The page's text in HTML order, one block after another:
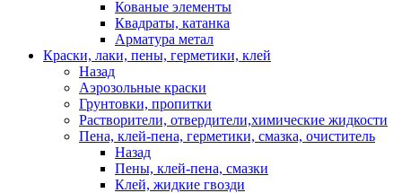
Кованые элементы
Квадраты, катанка
Арматура метал
Краски, лаки, пены, герметики, клей
Назад
Аэрозольные краски
Грунтовки, пропитки
Растворители, отвердители,химические жидкости
Пена, клей-пена, герметики, смазка, очиститель
Назад
Пены, клей-пена, смазки
Клей, жидкие гвозди